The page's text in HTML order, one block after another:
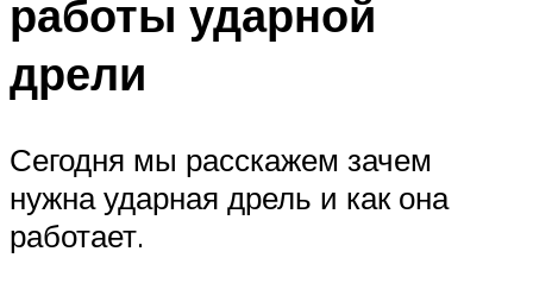
работы ударной
дрели
Сегодня мы расскажем зачем
нужна ударная дрель и как она
работает.